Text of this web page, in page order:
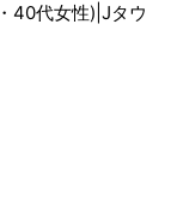
40代女性)|Jタウ